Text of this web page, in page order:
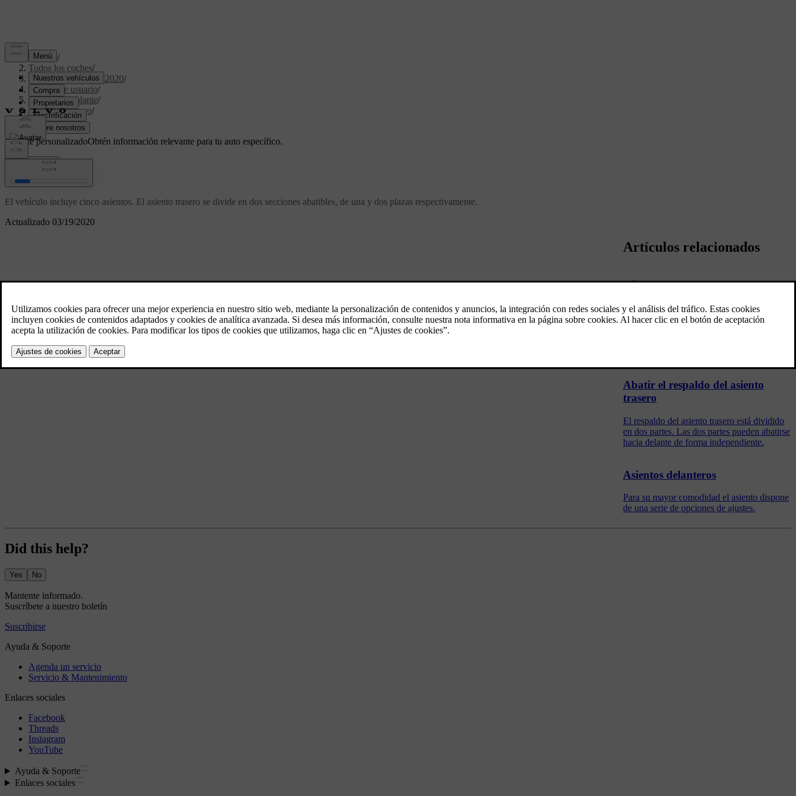
Soporte/
Todos los coches/
XC40 Twin Engine 2020/
Manual de usuario/
Asientos y volante/
Asiento trasero/
Asiento trasero
Soporte personalizadoObtén información relevante para tu auto específico.
Iniciar sesión
Actualizado 03/19/2020
Asiento trasero
El vehículo incluye cinco asientos. El asiento trasero se divide en dos secciones abatibles, de una y dos plazas respectivamente.
Artículos relacionados
Ajustar los reposacabezas del
Ajuste el reposacabezas de la plaza central
Abatir el respaldo del asiento
trasero
El respaldo del asiento trasero está dividido
en dos partes. Las dos partes pueden abatirse
hacia delante de forma independiente.
Asientos delanteros
Para su mayor comodidad el asiento dispone
de una serie de opciones de ajustes.
Did this help?
Yes No